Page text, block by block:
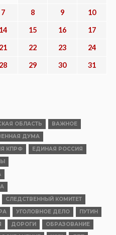
7 8 9 10
14 15 16 17
21 22 23 24
28 29 30
31
ОБЛАСТЬ
ВАЖНОЕ
ДУМА
КПРФ
ЕДИНАЯ РОССИЯ
СЛЕДСТВЕННЫЙ КОМИТЕТ
УГОЛОВНОЕ ДЕЛО
ПУТИН
ДОРОГИ
ОБРАЗОВАНИЕ